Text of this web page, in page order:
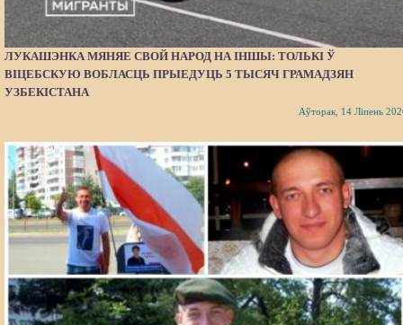
ЛУКАШЭНКА МЯНЯЕ СВОЙ НАРОД НА ІНШЫ: ТОЛЬКІ Ў
ВІЦЕБСКУЮ ВОБЛАСЦЬ ПРЫЕДУЦЬ 5 ТЫСЯЧ ГРАМАДЗЯН
УЗБЕКІСТАНА
Аўторак, 14 Ліпень